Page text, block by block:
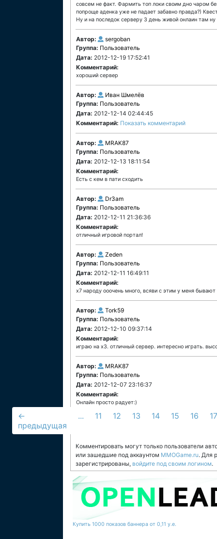
совсем не факт. Фармить топ локи своим дно чаром
попроще аденка уже не падает забавно правда?)
Ну и на последок серверу 3 день живой онлаин там
Автор:
sergoban
Группа: Пользователь
Дата: 2012-12-19 17:52:41
Комментарий:
хороший сервер
Автор:
Иван Шмелёв
Группа: Пользователь
Дата: 2012-12-14 02:44:45
Комментарий: Показать комментарий
Автор:
MRAK87
Группа: Пользователь
Дата: 2012-12-13 18:11:54
Комментарий:
Есть с кем в пати сходить
Автор:
Dr3am
Группа: Пользователь
Дата: 2012-12-11 21:36:36
Комментарий:
отличный игровой портал!
Автор:
Zeden
Группа: Пользователь
Дата: 2012-12-11 16:49:11
Комментарий:
x7 народу ооочень много, всяви с этим у меня бывают
Автор:
Tork59
Группа: Пользователь
Дата: 2012-12-10 09:37:14
Комментарий:
играю на х3. отличный сервер. интересно играть.
Автор:
MRAK87
Группа: Пользователь
Дата: 2012-12-07 23:16:37
Комментарий:
Онлайн просто радует:)
←
предыдущая
... 11 12 13 14 15 16 17
Комментировать могут только пользователи
или зашедшие под аккаунтом MMOGame.ru. Для
зарегистрированы, войдите под своим логином.
Купить 1000 показов баннера от 0,11 у.е.